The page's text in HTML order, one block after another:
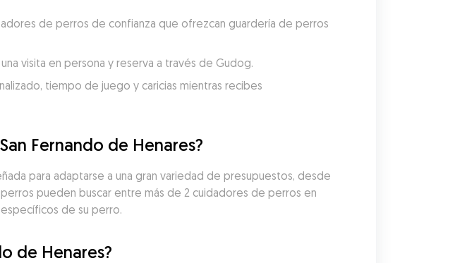
de perros de confianza que ofrezcan guardería de perros
visita en persona y reserva a través de Gudog.
tiempo de juego y caricias mientras recibes
Fernando de Henares?
para adaptarse a una gran variedad de presupuestos, desde
pueden buscar entre más de 2 cuidadores de perros en
de su perro.
de Henares?